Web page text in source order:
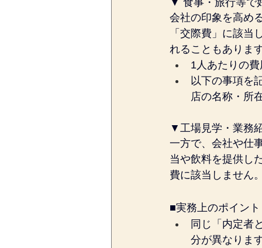
▼ 食事・旅行等で
会社の印象を高め
「交際費」に該当
れることもありま
1人あたりの
以下の事項を
店の名称・所
▼工場見学・業務
一方で、会社や仕
当や飲料を提供し
費に該当しません
■実務上のポイント
同じ「内定者
分が異なりま